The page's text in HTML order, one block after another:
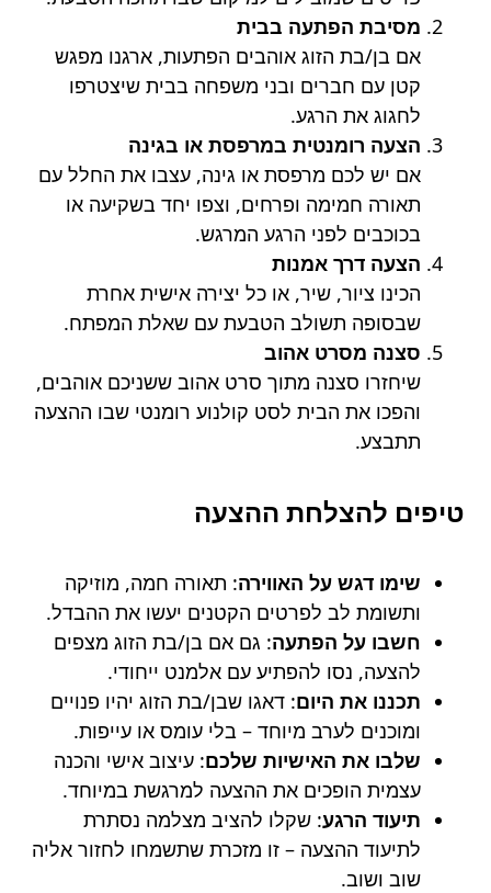
מסיבת הפתעה בבית
אם בן/בת הזוג אוהבים הפתעות, ארגנו מפגש
קטן עם חברים ובני משפחה בבית שיצטרפו
לחגוג את הרגע.
הצעה רומנטית במרפסת או בגינה
אם יש לכם מרפסת או גינה, עצבו את החלל עם
תאורה חמימה ופרחים, וצפו יחד בשקיעה או
בכוכבים לפני הרגע המרגש.
הצעה דרך אמנות
הכינו ציור, שיר, או כל יצירה אישית אחרת
שבסופה תשולב הטבעת עם שאלת המפתח.
סצנה מסרט אהוב
שיחזרו סצנה מתוך סרט אהוב ששניכם אוהבים,
והפכו את הבית לסט קולנוע רומנטי שבו ההצעה
תתבצע.
טיפים להצלחת ההצעה
שימו דגש על האווירה: תאורה חמה, מוזיקה
ותשומת לב לפרטים הקטנים יעשו את ההבדל.
חשבו על הפתעה: גם אם בן/בת הזוג מצפים
להצעה, נסו להפתיע עם אלמנט ייחודי.
תכננו את היום: דאגו שבן/בת הזוג יהיו פנויים
ומוכנים לערב מיוחד – בלי עומס או עייפות.
שלבו את האישיות שלכם: עיצוב אישי והכנה
עצמית הופכים את ההצעה למרגשת במיוחד.
תיעוד הרגע: שקלו להציב מצלמה נסתרת
לתיעוד ההצעה – זו מזכרת שתשמחו לחזור אליה
שוב ושוב.